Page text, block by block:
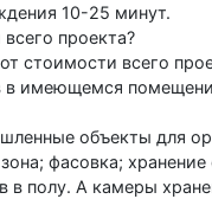
10-25 минут.
проекта?
стоимости всего
в имеющемся
объекты для
фасовка;
в полу. А камеры